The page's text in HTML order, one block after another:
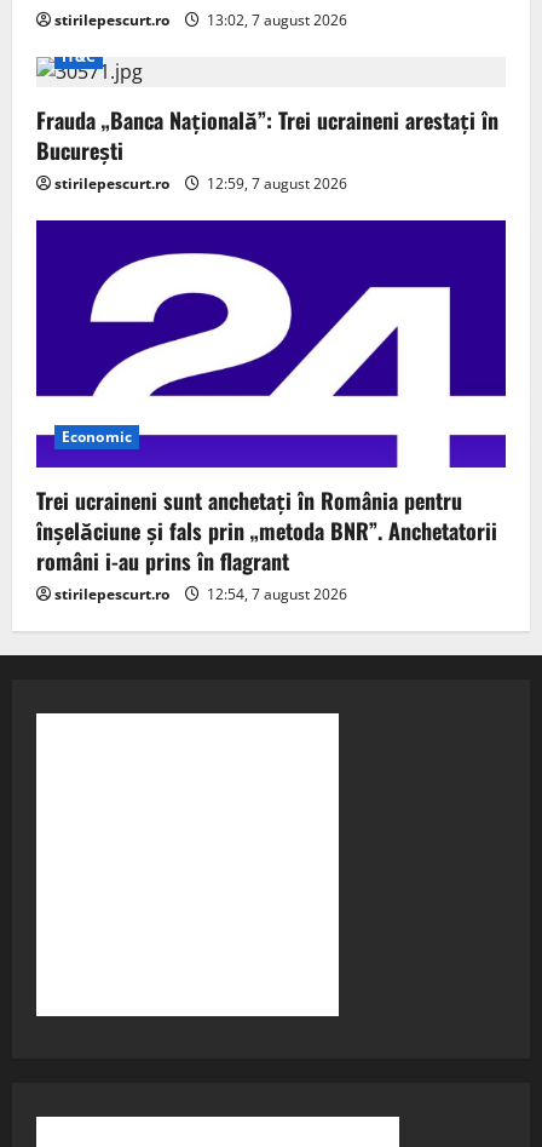
stirilepescurt.ro
13:02, 7 august 2026
IT&C
Frauda „Banca Națională”: Trei ucraineni arestați în
București
stirilepescurt.ro 12:59, 7 august 2026
Economic
Trei ucraineni sunt anchetaţi în România pentru
înşelăciune și fals prin „metoda BNR”. Anchetatorii
români i-au prins în flagrant
stirilepescurt.ro 12:54, 7 august 2026